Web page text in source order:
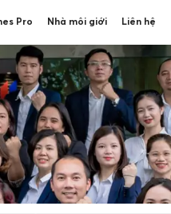
Pro Nhà môi giới Liên hệ